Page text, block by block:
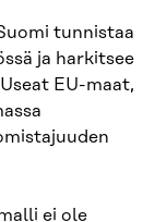
tunnistaa
ja harkitsee
EU-maat,
ei ole